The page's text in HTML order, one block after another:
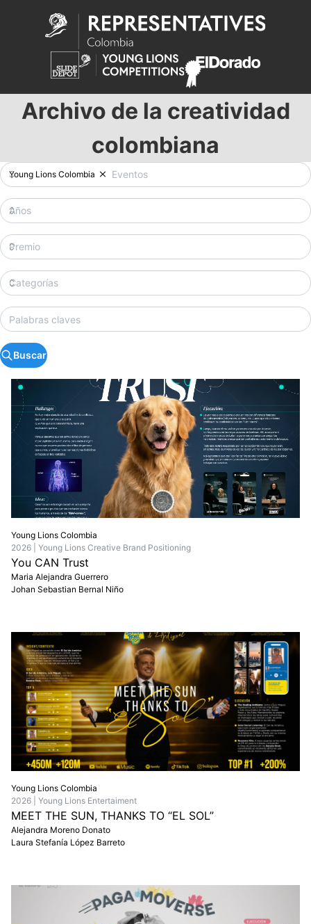
Archivo de la creatividad
colombiana
Young Lions Colombia
Buscar
Young Lions Colombia
2026 | Young Lions Creative Brand Positioning
You CAN Trust
Maria Alejandra Guerrero
Johan Sebastian Bernal Niño
Young Lions Colombia
2026 | Young Lions Entertaiment
MEET THE SUN, THANKS TO “EL SOL”
Alejandra Moreno Donato
Laura Stefanía López Barreto